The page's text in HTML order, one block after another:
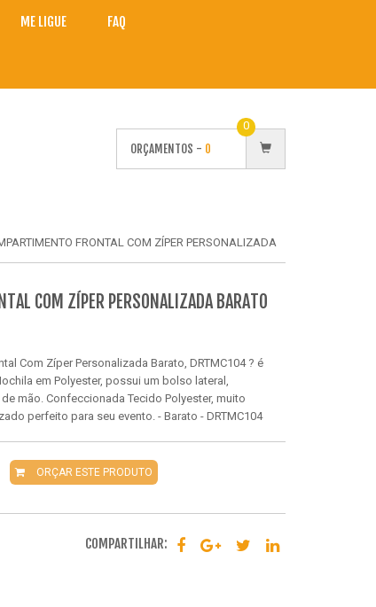
ME LIGUE FAQ
ORÇAMENTOS - 0
0
FRONTAL COM ZÍPER PERSONALIZADA
COM ZÍPER PERSONALIZADA BARATO
Com Zíper Personalizada Barato, DRTMC104 ? é
em Polyester, possui um bolso lateral,
mão. Confeccionada Tecido Polyester, muito
perfeito para seu evento. - Barato - DRTMC104
ORÇAR ESTE PRODUTO
COMPARTILHAR: